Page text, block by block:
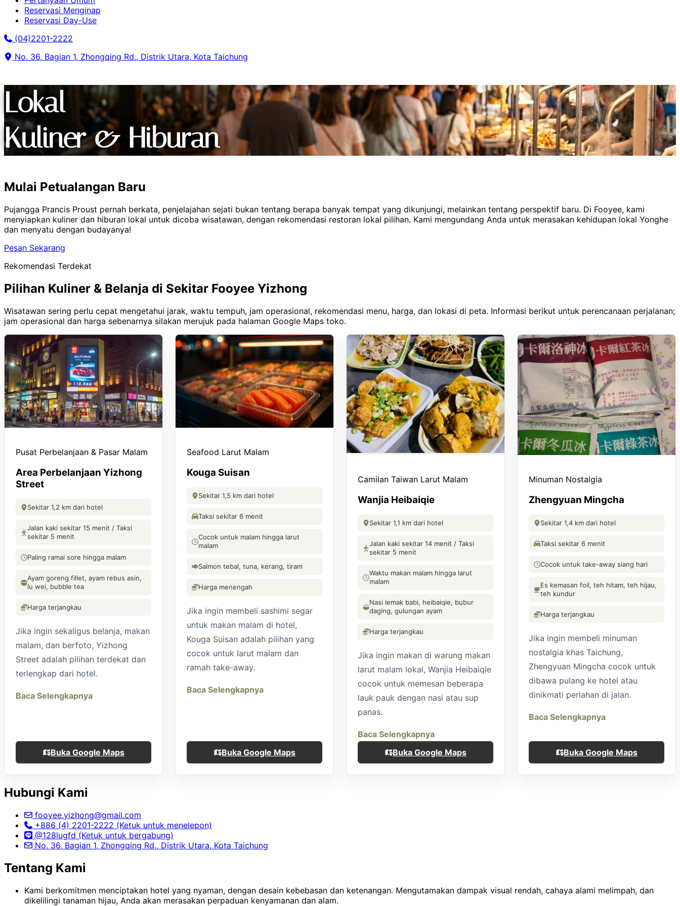
Reservasi Menginap
Reservasi Day-Use
(04)2201-2222
No. 36, Bagian 1, Zhongqing Rd., Distrik Utara, Kota Taichung
Lokal
Kuliner & Hiburan
Mulai Petualangan Baru
Pujangga Prancis Proust pernah berkata, penjelajahan sejati bukan tentang berapa banyak tempat yang dikunjungi, melainkan tentang perspektif baru. Di Fooyee, kami
menyiapkan kuliner dan hiburan lokal untuk dicoba wisatawan, dengan rekomendasi restoran lokal pilihan. Kami mengundang Anda untuk merasakan kehidupan lokal Yonghe
dan menyatu dengan budayanya!
Pesan Sekarang
Rekomendasi Terdekat
Pilihan Kuliner & Belanja di Sekitar Fooyee Yizhong
Wisatawan sering perlu cepat mengetahui jarak, waktu tempuh, jam operasional, rekomendasi menu, harga, dan lokasi di peta. Informasi berikut untuk perencanaan perjalanan;
jam operasional dan harga sebenarnya silakan merujuk pada halaman Google Maps toko.
Pusat Perbelanjaan & Pasar Malam
Area Perbelanjaan Yizhong
Street
Sekitar 1,2 km dari hotel
Jalan kaki sekitar 15 menit / Taksi
sekitar 5 menit
Paling ramai sore hingga malam
Ayam goreng fillet, ayam rebus asin,
lu wei, bubble tea
Harga terjangkau
Jika ingin sekaligus belanja, makan
malam, dan berfoto, Yizhong
Street adalah pilihan terdekat dan
terlengkap dari hotel.
Baca Selengkapnya
Buka Google Maps
Seafood Larut Malam
Kouga Suisan
Sekitar 1,5 km dari hotel
Taksi sekitar 6 menit
Cocok untuk malam hingga larut
malam
Salmon tebal, tuna, kerang, tiram
Harga menengah
Jika ingin membeli sashimi segar
untuk makan malam di hotel,
Kouga Suisan adalah pilihan yang
cocok untuk larut malam dan
ramah take-away.
Baca Selengkapnya
Buka Google Maps
Camilan Taiwan Larut Malam
Wanjia Heibaiqie
Sekitar 1,1 km dari hotel
Jalan kaki sekitar 14 menit / Taksi
sekitar 5 menit
Waktu makan malam hingga larut
malam
Nasi lemak babi, heibaiqie, bubur
daging, gulungan ayam
Harga terjangkau
Jika ingin makan di warung makan
larut malam lokal, Wanjia Heibaiqie
cocok untuk memesan beberapa
lauk pauk dengan nasi atau sup
panas.
Baca Selengkapnya
Buka Google Maps
Minuman Nostalgia
Zhengyuan Mingcha
Sekitar 1,4 km dari hotel
Taksi sekitar 6 menit
Cocok untuk take-away siang hari
Es kemasan foil, teh hitam, teh hijau,
teh kundur
Harga terjangkau
Jika ingin membeli minuman
nostalgia khas Taichung,
Zhengyuan Mingcha cocok untuk
dibawa pulang ke hotel atau
dinikmati perlahan di jalan.
Baca Selengkapnya
Buka Google Maps
Hubungi Kami
fooyee.yizhong@gmail.com
+886 (4) 2201-2222 (Ketuk untuk menelepon)
@128lugfd (Ketuk untuk bergabung)
No. 36, Bagian 1, Zhongqing Rd., Distrik Utara, Kota Taichung
Tentang Kami
Kami berkomitmen menciptakan hotel yang nyaman, dengan desain kebebasan dan ketenangan. Mengutamakan dampak visual rendah, cahaya alami melimpah, dan
dikelilingi tanaman hijau, Anda akan merasakan perpaduan kenyamanan dan alam.